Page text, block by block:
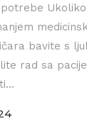
potrebe
bavite s
rad sa